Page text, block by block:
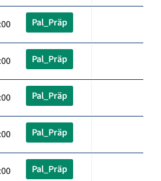
Pal_Präp
Pal_Präp
Pal_Präp
Pal_Präp
Pal_Präp